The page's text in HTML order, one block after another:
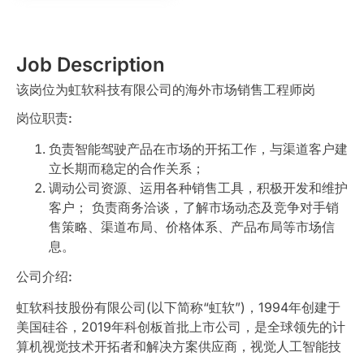
Job Description
该岗位为虹软科技有限公司的海外市场销售工程师岗
岗位职责:
负责智能驾驶产品在市场的开拓工作，与渠道客户建
立长期而稳定的合作关系；
调动公司资源、运用各种销售工具，积极开发和维护
客户； 负责商务洽谈，了解市场动态及竞争对手销
售策略、渠道布局、价格体系、产品布局等市场信
息。
公司介绍:
虹软科技股份有限公司(以下简称“虹软”)，1994年创建于
美国硅谷，2019年科创板首批上市公司，是全球领先的计
算机视觉技术开拓者和解决方案供应商，视觉人工智能技